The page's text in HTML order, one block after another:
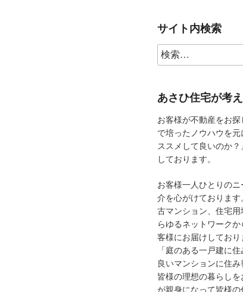
シ
ョ
ン
サイト内検索
あさひ住宅が考
お客様が不動産をお
で培ったノウハウを
ススメして良いのか
しております。
お客様一人ひとりの
介を心がけておりま
古マンション、住宅
らゆるネットワーク
客様にお届けしており
「庭のある一戸建に
良いマンションに住
皆様の理想の暮らし
が親身になって皆様